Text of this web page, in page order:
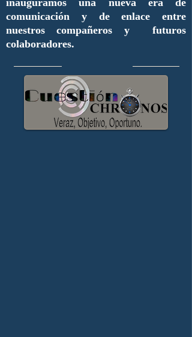
inauguramos una nueva era de
comunicación y de enlace entre
nuestros compañeros y futuros
colaboradores.